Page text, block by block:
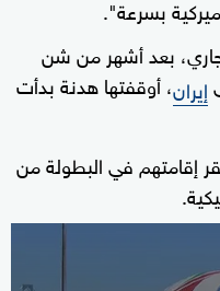
بسرعة".
في 11 يونيو الجاري، بعد أشهر من شن
إيران، أوقفتها هدنة بدأت
إقامتهم في البطولة من